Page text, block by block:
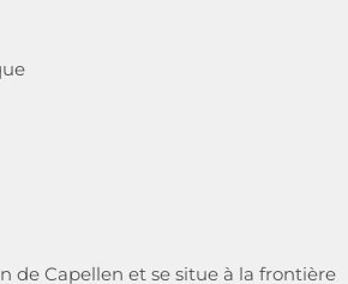
de Capellen et se situe à la frontière